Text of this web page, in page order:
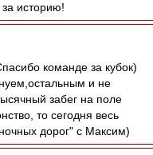
историю!
команде за кубок)
и не
забег на поле
то сегодня весь
дорог" с Максим)